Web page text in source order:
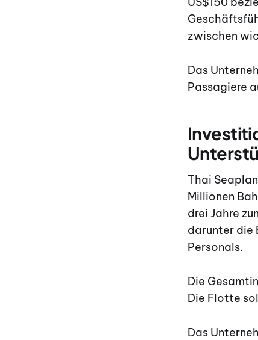
zwischen
Das
Passagiere
Thai
Millionen
drei Jahre
darunter die
Personals.
Die
Die Flotte
Das